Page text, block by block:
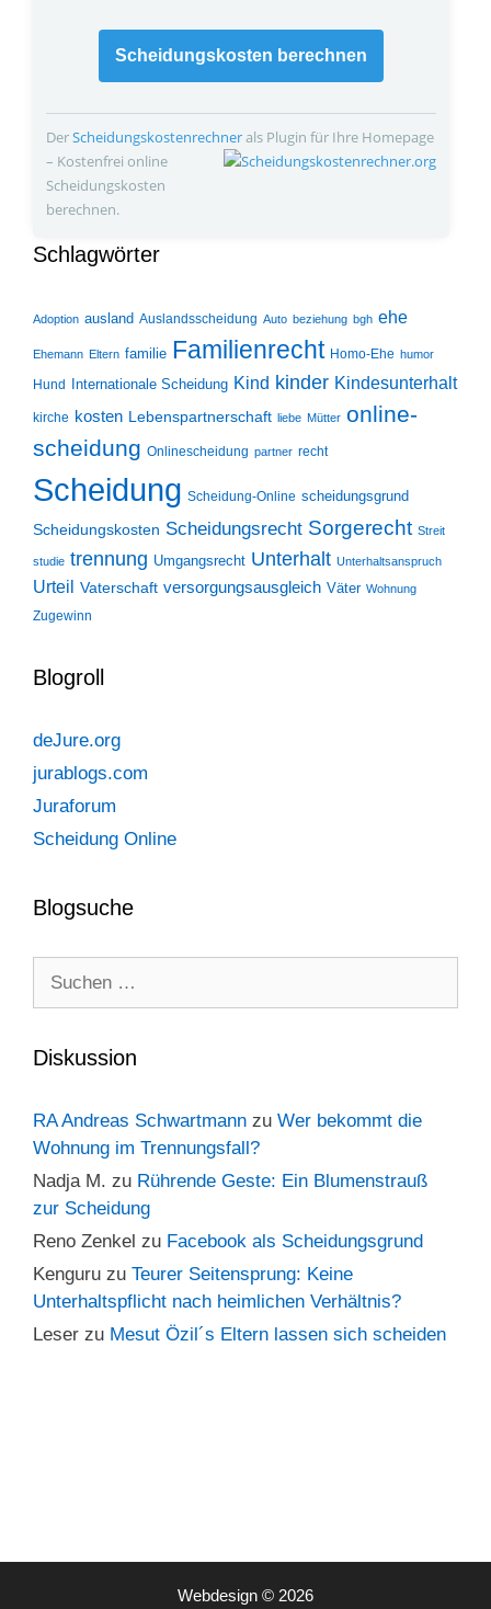
Scheidungskosten berechnen
DerScheidungskosten­rechnerals Plugin für Ihre Homepage
– Kostenfrei online
Scheidungskosten
berechnen.
Schlagwörter
Adoption ausland Auslandsscheidung Auto beziehung bgh ehe
Ehemann Eltern familie Familienrecht Homo-Ehe humor
Hund Internationale Scheidung Kind kinder Kindesunterhalt
kirche kosten Lebenspartnerschaft liebe Mütter online-
scheidung Onlinescheidung partner recht
Scheidung Scheidung-Online scheidungsgrund
Scheidungskosten Scheidungsrecht Sorgerecht Streit
studie trennung Umgangsrecht Unterhalt Unterhaltsanspruch
Urteil Vaterschaft versorgungsausgleich Väter Wohnung
Zugewinn
Blogroll
deJure.org
jurablogs.com
Juraforum
Scheidung Online
Blogsuche
Diskussion
RA Andreas Schwartmann zu Wer bekommt die
Wohnung im Trennungsfall?
Nadja M. zu Rührende Geste: Ein Blumenstrauß
zur Scheidung
Reno Zenkel zu Facebook als Scheidungsgrund
Kenguru zu Teurer Seitensprung: Keine
Unterhaltspflicht nach heimlichen Verhältnis?
Leser zu Mesut Özil´s Eltern lassen sich scheiden
Webdesign © 2026